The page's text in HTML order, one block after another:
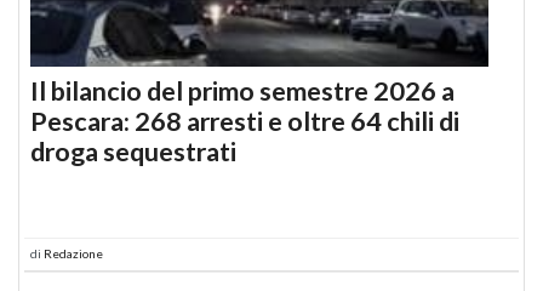
Il bilancio del primo semestre 2026 a
Pescara: 268 arresti e oltre 64 chili di
droga sequestrati
di Redazione